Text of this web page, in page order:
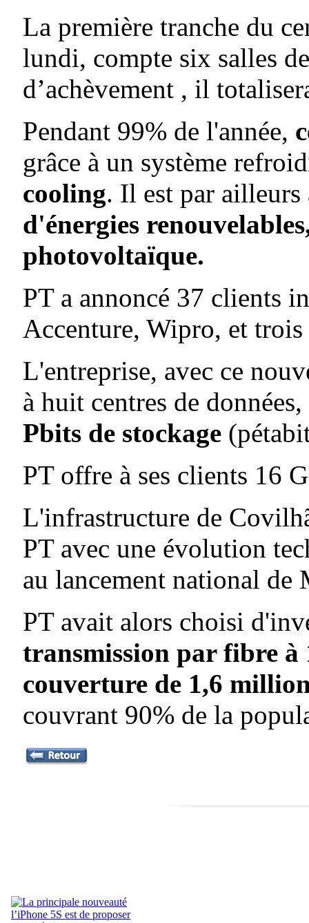
La première tranche du
lundi, compte six salles
d’achèvement , il
Pendant 99% de l'année,
grâce à un système
cooling. Il est par
d'énergies
photovoltaïque.
PT a annoncé 37 clients
Accenture, Wipro, et trois
L'entreprise, avec ce
à huit centres de
Pbits de stockage
PT offre à ses clients 16
L'infrastructure de
PT avec une évolution
au lancement national
PT avait alors choisi
transmission par fibre à
couverture de 1,6
couvrant 90% de la